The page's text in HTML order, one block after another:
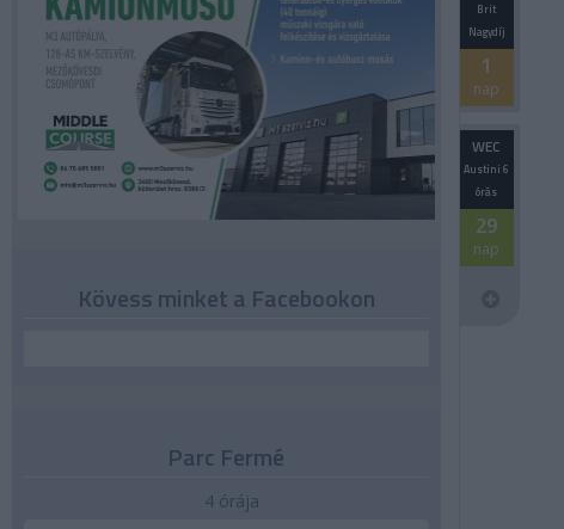
Brit
Nagydíj
1
nap
WEC
Austini 6
órás
29
nap
Kövess minket a Facebookon
Parc Fermé
4 órája